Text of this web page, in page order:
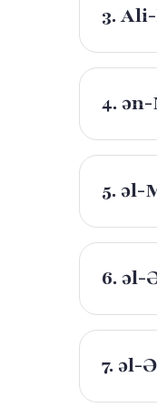
3.
4.
5. əl-
6. əl-
7. əl-